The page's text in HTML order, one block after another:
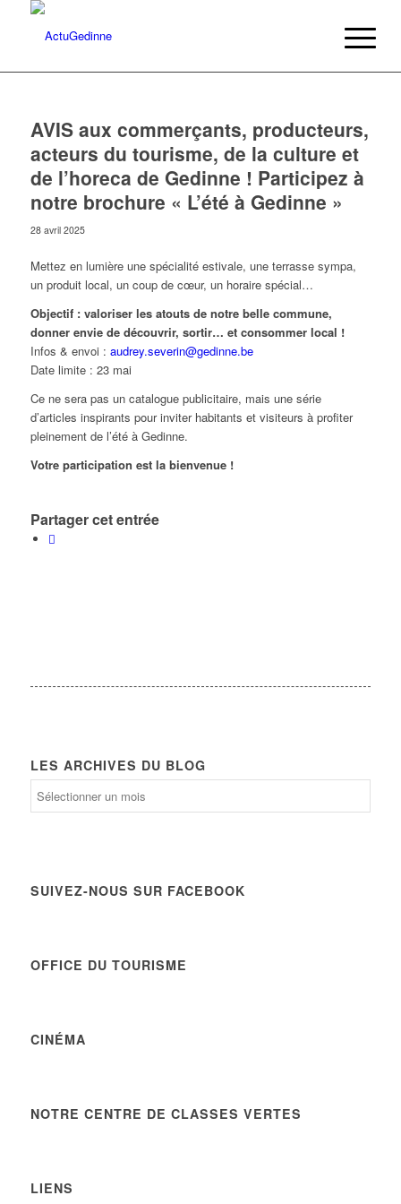
AVIS aux commerçants, producteurs,
acteurs du tourisme, de la culture et
de l’horeca de Gedinne ! Participez à
notre brochure « L’été à Gedinne »
28 avril 2025
Mettez en lumière une spécialité estivale, une terrasse sympa,
un produit local, un coup de cœur, un horaire spécial…
Objectif : valoriser les atouts de notre belle commune,
donner envie de découvrir, sortir… et consommer local !
Infos & envoi : audrey.severin@gedinne.be
Date limite : 23 mai
Ce ne sera pas un catalogue publicitaire, mais une série
d’articles inspirants pour inviter habitants et visiteurs à profiter
pleinement de l’été à Gedinne.
Votre participation est la bienvenue !
Partager cet entrée
LES ARCHIVES DU BLOG
SUIVEZ-NOUS SUR FACEBOOK
OFFICE DU TOURISME
CINÉMA
NOTRE CENTRE DE CLASSES VERTES
LIENS